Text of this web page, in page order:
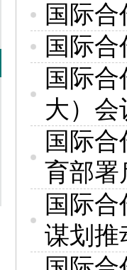
国际
国际
国际
大）会
国际
育部署
国际
谋划推